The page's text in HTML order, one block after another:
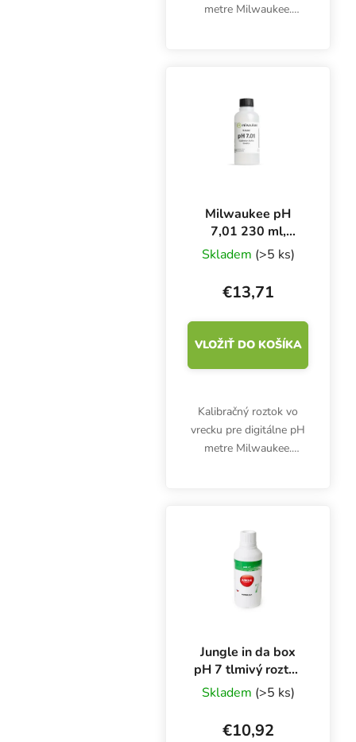
metre Milwaukee.
Milwaukee pH
7,01 230 ml,
kalibračný roztok
Skladem (>5 ks)
€13,71
VLOŽIŤ DO KOŠÍKA
Kalibračný roztok vo
vrecku pre digitálne pH
metre Milwaukee.
Jungle in da box
pH 7 tlmivý roztok
1 l, kalibračný
roztok
Skladem (>5 ks)
€10,92